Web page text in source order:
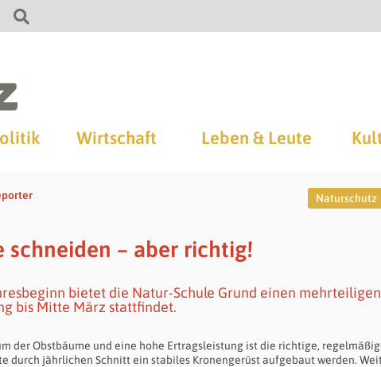
Wirtschaft Leben & Leute
Naturschutz
schneiden – aber richtig!
bietet die Natur-Schule Grund einen
bis Mitte März stattfindet.
der Obstbäume und eine hohe Ertragsleistung ist die richtige,
durch jährlichen Schnitt ein stabiles Kronengerüst aufgebaut werden.